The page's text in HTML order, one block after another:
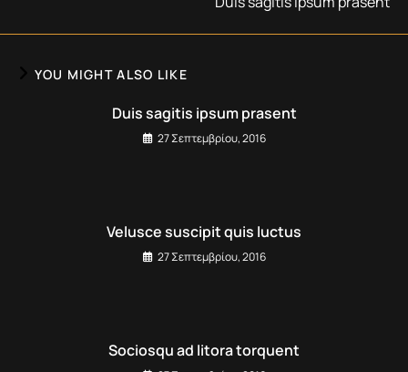
YOU MIGHT ALSO LIKE
Duis sagitis ipsum prasent
27 Σεπτεμβρίου, 2016
Velusce suscipit quis luctus
27 Σεπτεμβρίου, 2016
Sociosqu ad litora torquent